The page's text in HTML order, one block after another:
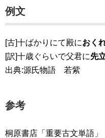
例文
[古]十ばかりにて殿におく
[訳]十歳ぐらいで父君に先
出典:源氏物語 若紫
参考
桐原書店「重要古文単語」